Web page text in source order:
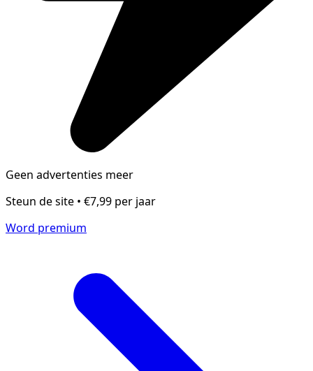
Geen advertenties meer
Steun de site • €7,99 per jaar
Word premium